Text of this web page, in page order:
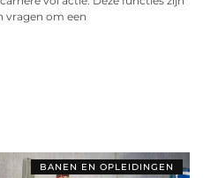
vragen om een
BANEN EN OPLEIDINGEN